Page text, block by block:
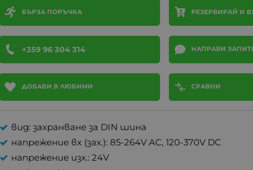
БЪРЗА ПОРЪЧКА РЕЗЕРВИРАЙ И
+359 96 304 314 НАПРАВИ
ДОБАВИ В ЛЮБИМИ СРАВНИ
вид: захранване за DIN шина
напрежение вх (зах.): 85-264V AC, 120-370V DC
напрежение изх.: 24V